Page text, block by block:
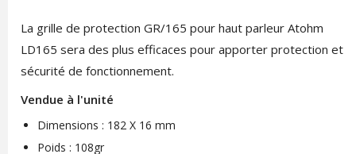
La grille de protection GR/165 pour haut parleur Atohm
LD165 sera des plus efficaces pour apporter protection et
sécurité de fonctionnement.
Vendue à l'unité
Dimensions : 182 X 16 mm
Poids : 108gr